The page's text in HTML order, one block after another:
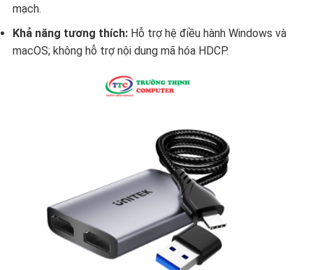
mạch.
Khả năng tương thích: Hỗ trợ hệ điều hành Windows và
macOS; không hỗ trợ nội dung mã hóa HDCP.